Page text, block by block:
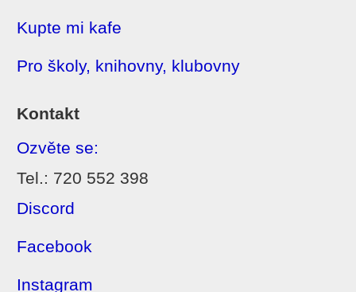
Kupte mi kafe
Pro školy, knihovny, klubovny
Kontakt
Ozvěte se:
Tel.: 720 552 398
Discord
Facebook
Instagram